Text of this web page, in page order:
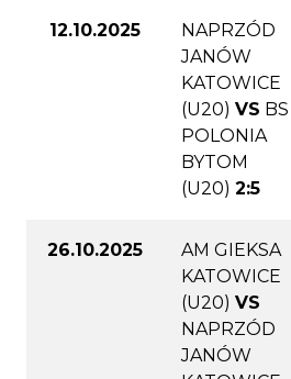
12.10.2025
NAPRZÓD
JANÓW
KATOWICE
(U20) VS BS
POLONIA
BYTOM
(U20) 2:5
26.10.2025
AM GIEKSA
KATOWICE
(U20) VS
NAPRZÓD
JANÓW